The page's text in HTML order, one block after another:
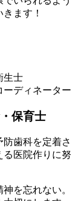
ます！
生士
ディネーター
保育士
防歯科を定着さ
る医院作りに努
を忘れない。